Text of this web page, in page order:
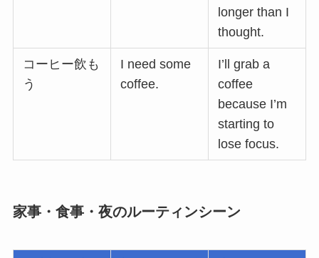
longer than I
thought.
コーヒー飲も
う
I need some
coffee.
I’ll grab a
coffee
because I’m
starting to
lose focus.
家事・食事・夜のルーティンシーン